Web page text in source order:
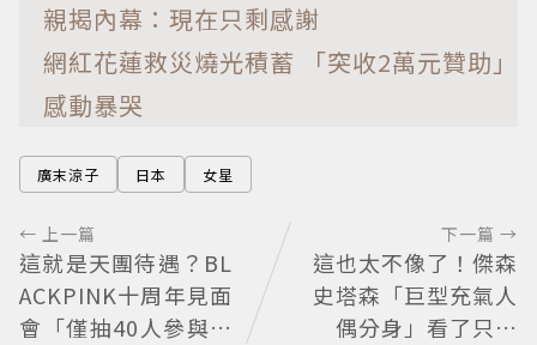
親揭內幕：現在只剩感謝
網紅花蓮救災燒光積蓄 「突收2萬元贊助」
感動暴哭
廣末涼子 日本 女星
← 上一篇
這就是天團待遇？BL
ACKPINK十周年見面
會「僅抽40人參與」
下一篇 →
這也太不像了！傑森
史塔森「巨型充氣人
偶分身」看了只想